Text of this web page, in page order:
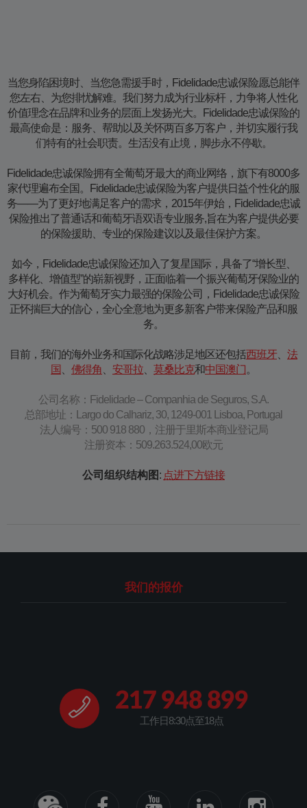
当您身陷困境时、当您急需援手时，Fidelidade忠诚保险愿总能伴
您左右、为您排忧解难。我们努力成为行业标杆，力争将人性化
价值理念在品牌和业务的层面上发扬光大。Fidelidade忠诚保险的
最高使命是：服务、帮助以及关怀两百多万客户，并切实履行我
们特有的社会职责。生活没有止境，脚步永不停歇。
Fidelidade忠诚保险拥有全葡萄牙最大的商业网络，旗下有8000多
家代理遍布全国。Fidelidade忠诚保险为客户提供日益个性化的服
务——为了更好地满足客户的需求，2015年伊始，Fidelidade忠诚
保险推出了普通话和葡萄牙语双语专业服务,旨在为客户提供必要
的保险援助、专业的保险建议以及最佳保护方案。
如今，Fidelidade忠诚保险还加入了复星国际，具备了“增长型、
多样化、增值型”的崭新视野，正面临着一个振兴葡萄牙保险业的
大好机会。作为葡萄牙实力最强的保险公司，Fidelidade忠诚保险
正怀揣巨大的信心，全心全意地为更多新客户带来保险产品和服
务。
目前，我们的海外业务和国际化战略涉足地区还包括西班牙
法
国
佛得角 安哥拉 莫桑比克和中国澳门。
公司名称：Fidelidade – Companhia de Seguros, S.A.
总部地址：Largo do Calhariz, 30, 1249-001 Lisboa, Portugal
法人编号：500 918 880，注册于里斯本商业登记局
注册资本：509.263.524,00​欧元
公司组织结构图 : 点进下方链接​​​
我们的报价
217 948 899
工作日8:30点至18点